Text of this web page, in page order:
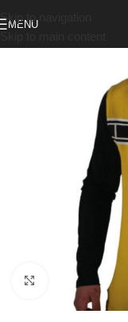
Skip to navigation
MENU
Click to enlarge